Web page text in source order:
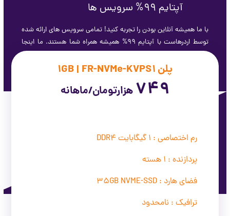
آپتایم 99% سرویس ها
با ما همیشه آنلاین بودن را تجربه کنید! تمامی سرویس های ارائه شده
توسط اردرهاست با آپتایم 99% همیشه همراه شما هستند. ما اینجا
هستیم تا بهترین خدمات و کیفیت را برای شما به ارمغان آوریم.
پلن 1GB | FR-NVMe-KVPS1
749 هزارتومان/ماهانه
رم اختصاصی : 1 گیگابایت DDR4
پردازنده : 1 هسته
فضای هارد : 35GB NVME-SSD
ترافیک : نامحدود